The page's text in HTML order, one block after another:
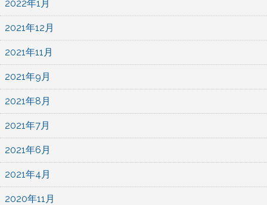
2022年1月
2021年12月
2021年11月
2021年9月
2021年8月
2021年7月
2021年6月
2021年4月
2020年11月